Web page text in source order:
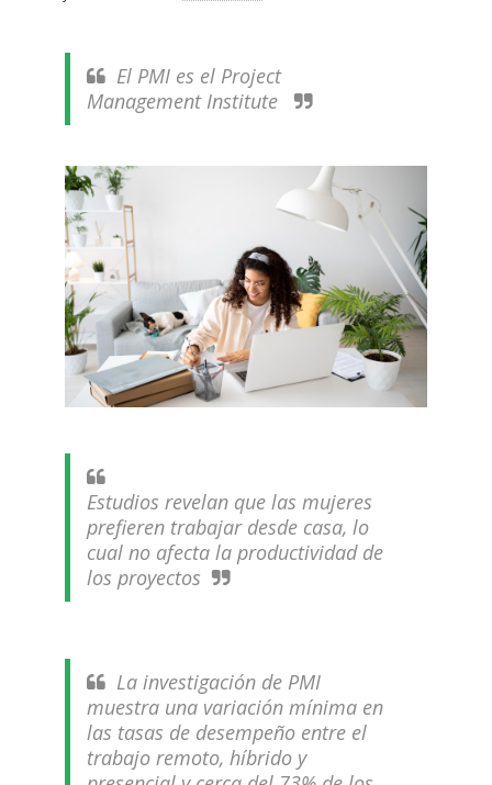
El PMI es el Project
Management Institute
Estudios revelan que las mujeres
prefieren trabajar desde casa, lo
cual no afecta la productividad de
los proyectos
La investigación de PMI
muestra una variación mínima en
las tasas de desempeño entre el
trabajo remoto, híbrido y